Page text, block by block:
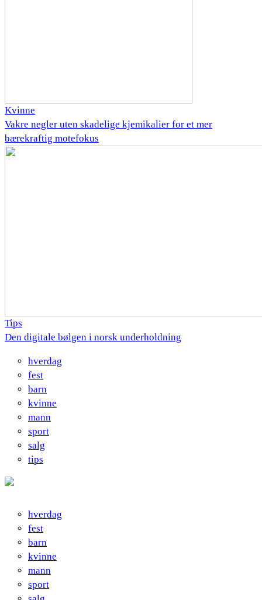
Kvinne
Vakre negler uten skadelige kjemikalier for et mer
bærekraftig motefokus
Tips
Den digitale bølgen i norsk underholdning
hverdag
fest
barn
kvinne
mann
sport
salg
tips
hverdag
fest
barn
kvinne
mann
sport